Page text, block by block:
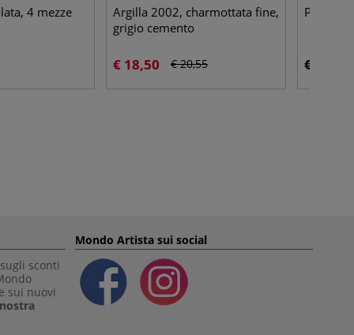
4 mezze
Argilla 2002, charmottata fine,
grigio cemento
€ 18,50 € 20,55
Punta
€ 2,25
sconti
sui nuovi
Mondo Artista sui social